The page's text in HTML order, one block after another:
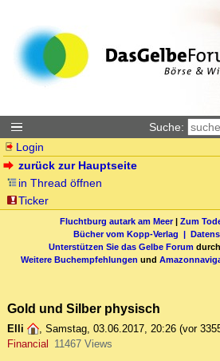
Suche:
Login
zurück zur Hauptseite
in Thread öffnen
Ticker
Fluchtburg autark am Meer| Zum
Bücher vom Kopp-Verlag |
Unterstützen Sie das Gelbe Forum durch
Weitere Buchempfehlungen und
Gold und Silber physisch
Elli , Samstag, 03.06.2017, 20:26 (vor
Financial
11467 Views